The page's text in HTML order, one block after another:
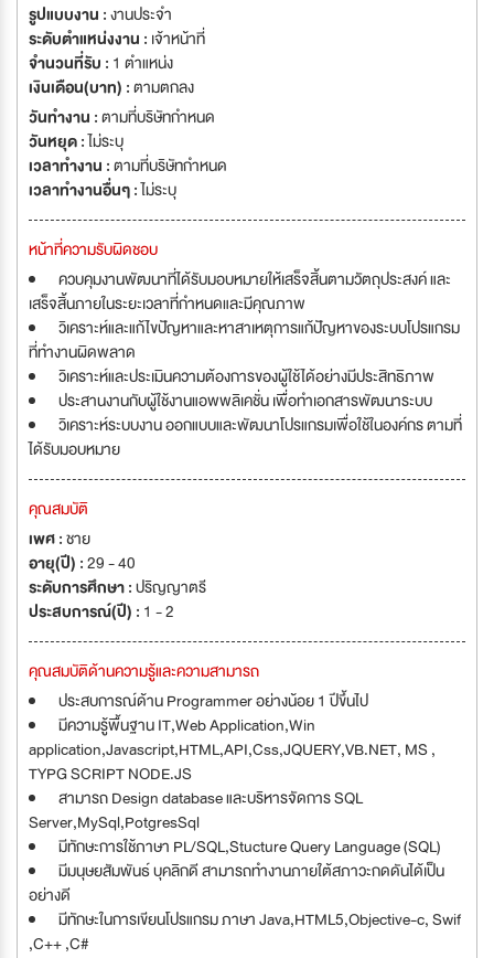
รูปแบบงาน :งานประจำ
ระดับตำแหน่งงาน : เจ้าหน้าที่
จำนวนที่รับ : 1 ตำแหน่ง
เงินเดือน(บาท) :ตามตกลง
วันทำงาน :ตามที่บริษัทกำหนด
วันหยุด :ไม่ระบุ
เวลาทำงาน :ตามที่บริษัทกำหนด
เวลาทำงานอื่นๆ :ไม่ระบุ
หน้าที่ความรับผิดชอบ
ควบคุมงานพัฒนาที่ได้รับมอบหมายให้เสร็จสิ้นตามวัตถุประสงค์ และ
เสร็จสิ้นภายในระยะเวลาที่กำหนดและมีคุณภาพ
วิเคราะห์และแก้ไขปัญหาและหาสาเหตุการแก้ปัญหาของระบบโปรแกรม
ที่ทำงานผิดพลาด
วิเคราะห์และประเมินความต้องการของผู้ใช้ได้อย่างมีประสิทธิภาพ
ประสานงานกับผู้ใช้งานแอพพลิเคชั่น เพื่อทำเอกสารพัฒนาระบบ
วิเคราะห์ระบบงาน ออกแบบและพัฒนาโปรแกรมเพื่อใช้ในองค์กร ตามที่
ได้รับมอบหมาย
คุณสมบัติ
เพศ :ชาย
อายุ(ปี) :29 - 40
ระดับการศึกษา :ปริญญาตรี
ประสบการณ์(ปี) : 1 - 2
คุณสมบัติด้านความรู้และความสามารถ
ประสบการณ์ด้าน Programmer อย่างน้อย 1 ปีขึ้นไป
มีความรู้พื้นฐาน IT,Web Application,Win
application,Javascript,HTML,API,Css,JQUERY,VB.NET, MS ,
TYPG SCRIPT NODE.JS
สามารถ Design database และบริหารจัดการ SQL
Server,MySql,PotgresSql
มีทักษะการใช้ภาษา PL/SQL,Stucture Query Language (SQL)
มีมนุษยสัมพันธ์ บุคลิกดี สามารถทำงานภายใต้สภาวะกดดันได้เป็น
อย่างดี
มีทักษะในการเขียนโปรแกรม ภาษา Java,HTML5,Objective-c, Swif
,C++ ,C#